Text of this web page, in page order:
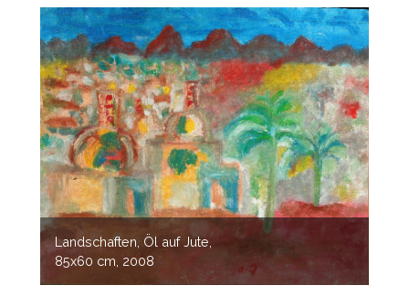
Landschaften, Öl auf Jute,
85x60 cm, 2008